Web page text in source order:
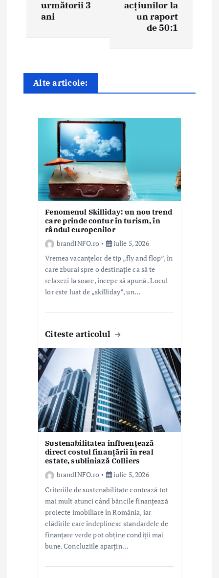
a
următorii 3
ani
acțiunilor la
un raport
de 50:1
Alte articole:
Fenomenul Skilliday: un nou trend
care prinde contur în turism, în
rândul europenilor
brandINFO.ro
iulie 5, 2026
Vremea vacanțelor de tip „fly and flop”, în
care zburai spre o destinație ca să te
relaxezi la soare, începe să apună . Locul
lor este luat de „skilliday”, un…
Citeste articolul
Sustenabilitatea influențează
direct costul finanțării în real
estate, subliniază Colliers
brandINFO.ro
iulie 5, 2026
Criteriile de sustenabilitate contează tot
mai mult atunci când băncile finanțează
proiecte imobiliare în România, iar
clădirile care îndeplinesc standardele de
finanțare verde pot obține condiții mai
bune. Concluziile aparțin…